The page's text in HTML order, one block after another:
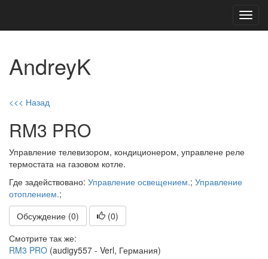
AndreyK
<<< Назад
RM3 PRO
Управление телевизором, кондиционером, управлене реле
термостата на газовом котле.
Где задействовано: Управление освещением.; Управление
отоплением.;
Обсуждение (0)
(0)
Смотрите так же:
RM3 PRO (audigy557 - Verl, Германия)